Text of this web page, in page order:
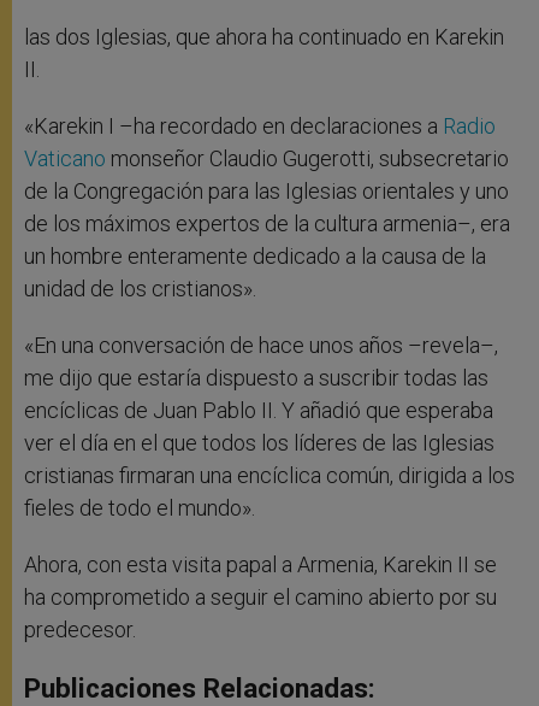
las dos Iglesias, que ahora ha continuado en Karekin
II.
«Karekin I –ha recordado en declaraciones a Radio
Vaticano monseñor Claudio Gugerotti, subsecretario
de la Congregación para las Iglesias orientales y uno
de los máximos expertos de la cultura armenia–, era
un hombre enteramente dedicado a la causa de la
unidad de los cristianos».
«En una conversación de hace unos años –revela–,
me dijo que estaría dispuesto a suscribir todas las
encíclicas de Juan Pablo II. Y añadió que esperaba
ver el día en el que todos los líderes de las Iglesias
cristianas firmaran una encíclica común, dirigida a los
fieles de todo el mundo».
Ahora, con esta visita papal a Armenia, Karekin II se
ha comprometido a seguir el camino abierto por su
predecesor.
Publicaciones Relacionadas: